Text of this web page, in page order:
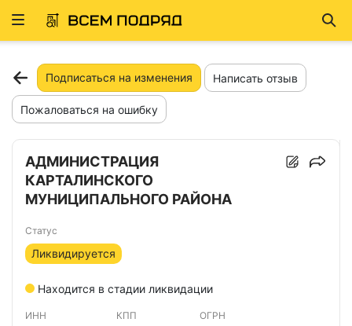
Развернуть
Подписаться на изменения Написать отзыв
Пожаловаться на ошибку
АДМИНИСТРАЦИЯ
КАРТАЛИНСКОГО
МУНИЦИПАЛЬНОГО РАЙОНА
Статус
Ликвидируется
Находится в стадии ликвидации
ИНН КПП ОГРН